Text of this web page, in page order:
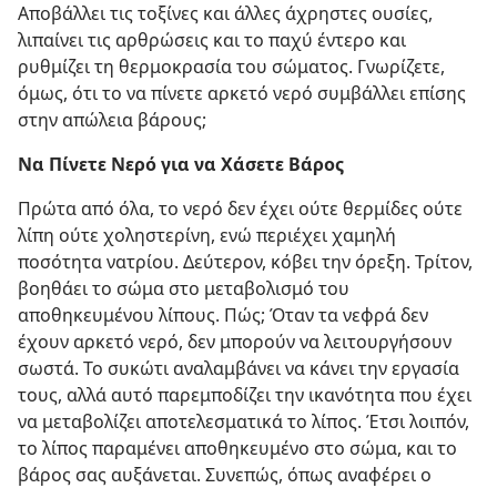
Αποβάλλει τις τοξίνες και άλλες άχρηστες ουσίες,
λιπαίνει τις αρθρώσεις και το παχύ έντερο και
ρυθμίζει τη θερμοκρασία του σώματος. Γνωρίζετε,
όμως, ότι το να πίνετε αρκετό νερό συμβάλλει επίσης
στην απώλεια βάρους;
Να Πίνετε Νερό για να Χάσετε Βάρος
Πρώτα από όλα, το νερό δεν έχει ούτε θερμίδες ούτε
λίπη ούτε χοληστερίνη, ενώ περιέχει χαμηλή
ποσότητα νατρίου. Δεύτερον, κόβει την όρεξη. Τρίτον,
βοηθάει το σώμα στο μεταβολισμό του
αποθηκευμένου λίπους. Πώς; Όταν τα νεφρά δεν
έχουν αρκετό νερό, δεν μπορούν να λειτουργήσουν
σωστά. Το συκώτι αναλαμβάνει να κάνει την εργασία
τους, αλλά αυτό παρεμποδίζει την ικανότητα που έχει
να μεταβολίζει αποτελεσματικά το λίπος. Έτσι λοιπόν,
το λίπος παραμένει αποθηκευμένο στο σώμα, και το
βάρος σας αυξάνεται. Συνεπώς, όπως αναφέρει ο